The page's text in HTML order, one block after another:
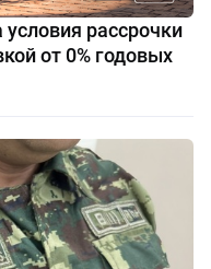
рассрочки
от 0% годовых